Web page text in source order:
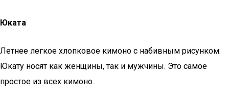
Юката
Летнее легкое хлопковое кимоно с набивным рисунком.
Юкату носят как женщины, так и мужчины. Это самое
простое из всех кимоно.